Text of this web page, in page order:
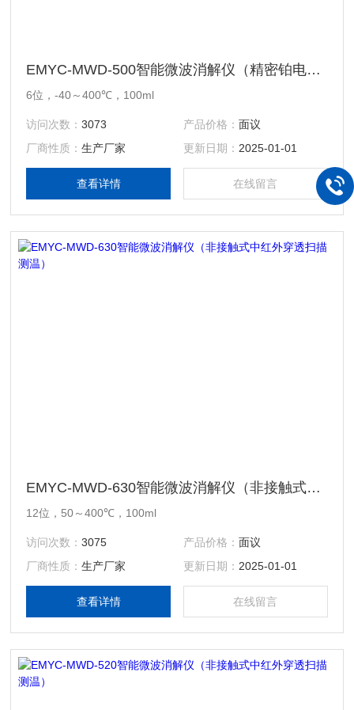
EMYC-MWD-500智能微波消解仪（精密铂电阻测温）
6位，-40～400℃，100ml
访问次数：3073 产品价格： 面议
厂商性质：生产厂家 更新日期： 2025-01-01
查看详情 在线留言
EMYC-MWD-630智能微波消解仪（非接触式中红外穿透扫描测温）
12位，50～400℃，100ml
访问次数：3075 产品价格： 面议
厂商性质：生产厂家 更新日期： 2025-01-01
查看详情 在线留言